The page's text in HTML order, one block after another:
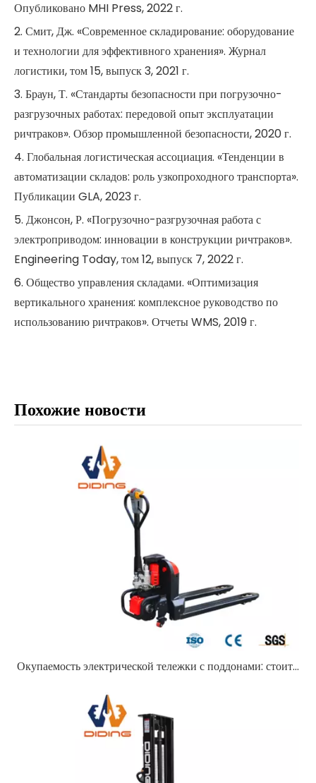
Опубликовано MHI Press, 2022 г.
2. Смит, Дж. «Современное складирование: оборудование
и технологии для эффективного хранения». Журнал
логистики, том 15, выпуск 3, 2021 г.
3. Браун, Т. «Стандарты безопасности при погрузочно-
разгрузочных работах: передовой опыт эксплуатации
ричтраков». Обзор промышленной безопасности, 2020 г.
4. Глобальная логистическая ассоциация. «Тенденции в
автоматизации складов: роль узкопроходного транспорта».
Публикации GLA, 2023 г.
5. Джонсон, Р. «Погрузочно-разгрузочная работа с
электроприводом: инновации в конструкции ричтраков».
Engineering Today, том 12, выпуск 7, 2022 г.
6. Общество управления складами. «Оптимизация
вертикального хранения: комплексное руководство по
использованию ричтраков». Отчеты WMS, 2019 г.
Похожие новости
Окупаемость электрической тележки с поддонами: стоит ли инвестировать?